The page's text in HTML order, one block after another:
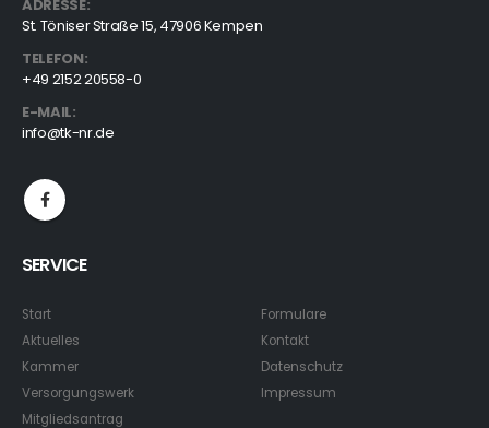
ADRESSE:
St. Töniser Straße 15, 47906 Kempen
TELEFON:
+49 2152 20558-0
E-MAIL:
info@tk-nr.de
SERVICE
Start
Aktuelles
Kammer
Versorgungswerk
Mitgliedsantrag
Formulare
Kontakt
Datenschutz
Impressum